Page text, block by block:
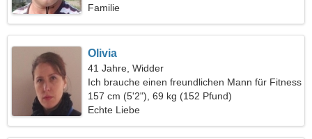
Familie
Olivia
41 Jahre, Widder
Ich brauche einen freundlichen Mann für Fitness
157 cm (5'2"), 69 kg (152 Pfund)
Echte Liebe